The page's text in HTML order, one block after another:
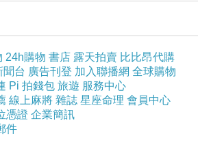
能學習筷-寶寶餐具筷子
學習 正確使用筷子
用 兼顧安全
24h購物 書店 露天拍賣 比比昂代購
聞台 廣告刊登 加入聯播網 全球購物
Pi 拍錢包 旅遊 服務中心
線上麻將 雜誌 星座命理 會員中心
憑證 企業簡訊
件